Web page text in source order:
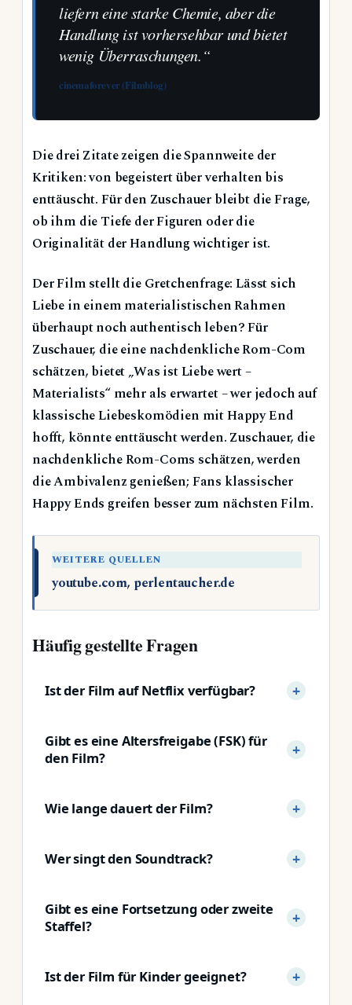
liefern eine starke Chemie, aber die
Handlung ist vorhersehbar und bietet
wenig Überraschungen.“
cinemaforever (Filmblog)
Die drei Zitate zeigen die Spannweite der
Kritiken: von begeistert über verhalten bis
enttäuscht. Für den Zuschauer bleibt die Frage,
ob ihm die Tiefe der Figuren oder die
Originalität der Handlung wichtiger ist.
Der Film stellt die Gretchenfrage: Lässt sich
Liebe in einem materialistischen Rahmen
überhaupt noch authentisch leben? Für
Zuschauer, die eine nachdenkliche Rom-Com
schätzen, bietet „Was ist Liebe wert –
Materialists“ mehr als erwartet – wer jedoch auf
klassische Liebeskomödien mit Happy End
hofft, könnte enttäuscht werden. Zuschauer, die
nachdenkliche Rom-Coms schätzen, werden
die Ambivalenz genießen; Fans klassischer
Happy Ends greifen besser zum nächsten Film.
WEITERE QUELLEN
youtube.com, perlentaucher.de
Häufig gestellte Fragen
Ist der Film auf Netflix verfügbar?
Gibt es eine Altersfreigabe (FSK) für
den Film?
Wie lange dauert der Film?
Wer singt den Soundtrack?
Gibt es eine Fortsetzung oder zweite
Staffel?
Ist der Film für Kinder geeignet?